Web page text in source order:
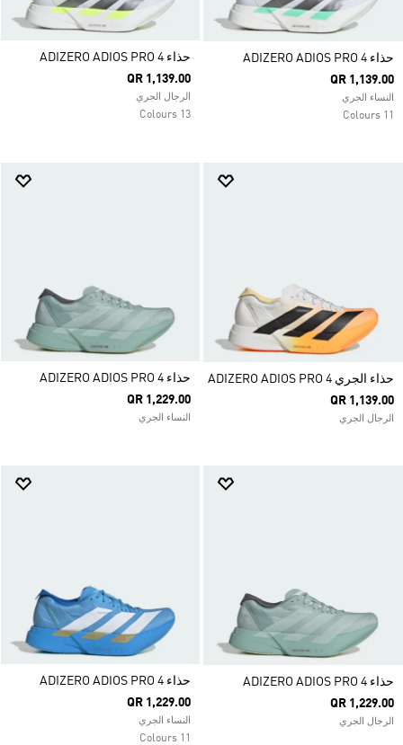
حذاء ADIZERO ADIOS PRO 4
QR 1,139.00
النساء الجري
11 Colours
حذاء ADIZERO ADIOS PRO 4
QR 1,139.00
الرجال الجري
13 Colours
حذاء الجري ADIZERO ADIOS PRO 4
QR 1,139.00
الرجال الجري
حذاء ADIZERO ADIOS PRO 4
QR 1,229.00
النساء الجري
حذاء ADIZERO ADIOS PRO 4
QR 1,229.00
الرجال الجري
حذاء ADIZERO ADIOS PRO 4
QR 1,229.00
النساء الجري
11 Colours